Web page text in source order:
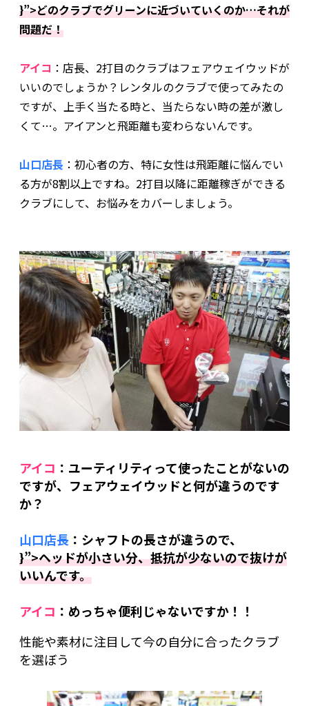
}”>どのクラブでグリーンに近づいていくのか…それが
問題だ！
アイコ ：店長、2打目のクラブはフェアウェイウッドが
いいのでしょうか？レンタルのクラブで使ってみたの
ですが、上手く当たる時と、当たらない時の差が激し
くて…。アイアンと飛距離も変わらないんです。
山口店長 ：初心者の方、特に女性は飛距離に悩んでい
る方が8割以上ですね。2打目以降に距離稼ぎができる
クラブにして、お悩みをカバーしましょう。
アイコ ：ユーティリティって使ったことがないの
ですが、フェアウェイウッドと何が違うのです
か？
山口店長 ：シャフトの長さが違うので、
}”>ヘッドが小さい分、抵抗が少ないので抜けが
いいんです。
アイコ ：めっちゃ便利じゃないですか！！
性能や素材に注目して今の自分に合ったクラブ
を選ぼう